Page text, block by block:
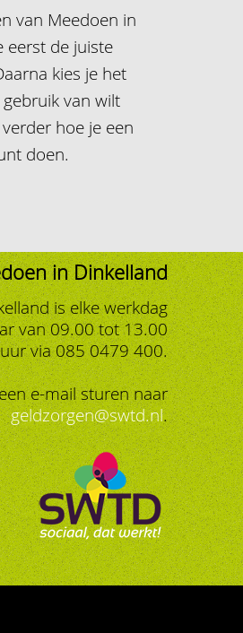
van Meedoen in
eerst de juiste
kies je het
van wilt
hoe je een
doen.
in Dinkelland
is elke werkdag
van 09.00 tot 13.00
uur via 085 0479 400.
e-mail sturen naar
geldzorgen@swtd.nl.